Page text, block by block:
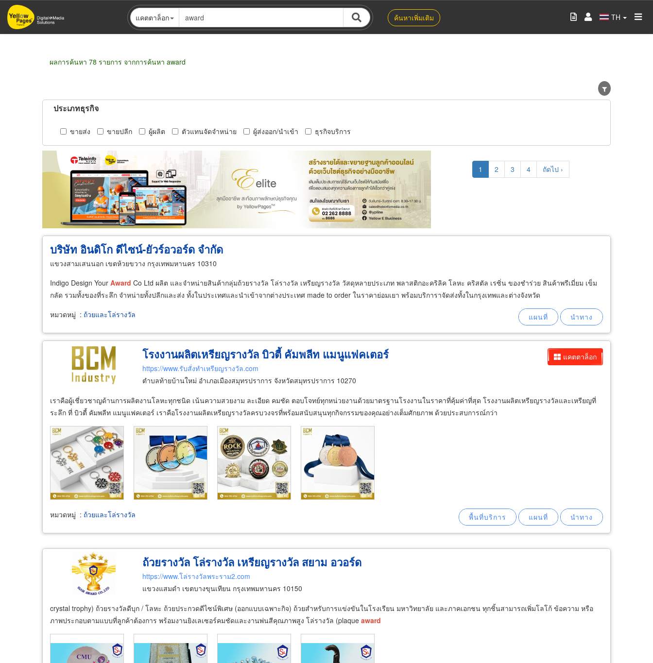
ข้าม
ไป
แคตตาล็อก ค้นหาเพิ่มเติม TH
ผลการค้นหา 78 รายการ จากการค้นหา award
ประเภทธุรกิจ
ขายส่ง ขายปลีก ผู้ผลิต ตัวแทนจัดจำหน่าย ผู้ส่งออก/นำเข้า ธุรกิจบริการ
บริษัท อินดิโก ดีไซน์-ยัวร์อวอร์ด จำกัด
แขวงสามเสนนอก เขตห้วยขวาง กรุงเทพมหานคร 10310
Indigo Design Your Award Co Ltd ผลิต และจำหน่ายสินค้ากลุ่มถ้วยรางวัล โล่รางวัล เหรียญรางวัล วัสดุหลายประเภท พลาสติกอะคริลิค โลหะ คริสตัล เรซิ่น ของชำร่วย สินค้าพรีเมี่ยม เข็ม
กลัด รวมทั้งของที่ระลึก จำหน่ายทั้งปลีกและส่ง ทั้งในประเทศและนำเข้าจากต่างประเทศ made to order ในราคาย่อมเยา พร้อมบริการาจัดส่งทั้งในกรุงเทพและต่างจังหวัด
หมวดหมู่ : ถ้วยและโล่รางวัล
แคตตาล็อก
โรงงานผลิตเหรียญรางวัล บิวตี้ คัมพลีท แมนูแฟคเตอร์
https://www.รับสั่งทำเหรียญรางวัล.com
ตำบลท้ายบ้านใหม่ อำเภอเมืองสมุทรปราการ จังหวัดสมุทรปราการ 10270
เราคือผู้เชี่ยวชาญด้านการผลิตงานโลหะทุกชนิด เน้นความสวยงาม ละเอียด คมชัด ตอบโจทย์ทุกหน่วยงานด้วยมาตรฐานโรงงานในราคาที่คุ้มค่าที่สุด โรงงานผลิตเหรียญรางวัลและเหรียญที่
ระลึก ที่ บิวตี้ คัมพลีท แมนูแฟคเตอร์ เราคือโรงงานผลิตเหรียญรางวัลครบวงจรที่พร้อมสนับสนุนทุกกิจกรรมของคุณอย่างเต็มศักยภาพ ด้วยประสบการณ์กว่า
หมวดหมู่ : ถ้วยและโล่รางวัล
ถ้วยรางวัล โล่รางวัล เหรียญรางวัล สยาม อวอร์ด
https://www.โล่รางวัลพระราม2.com
แขวงแสมดำ เขตบางขุนเทียน กรุงเทพมหานคร 10150
crystal trophy) ถ้วยรางวัลดีบุก / โลหะ ถ้วยประกวดดีไซน์พิเศษ (ออกแบบเฉพาะกิจ) ถ้วยสำหรับการแข่งขันในโรงเรียน มหาวิทยาลัย และภาคเอกชน ทุกชิ้นสามารถเพิ่มโลโก้ ข้อความ หรือ
ภาพประกอบตามแบบที่ลูกค้าต้องการ พร้อมงานยิงเลเซอร์คมชัดและงานพ่นสีคุณภาพสูง โล่รางวัล (plaque award
Pagination
Current
page
1 Page
2 Page
3 Page
4
Next
page
ถัดไป ›